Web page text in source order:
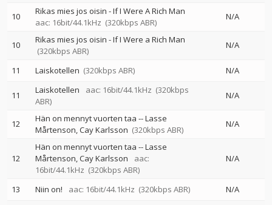
10
Rikas mies jos oisin - If I Were A Rich Man
aac: 16bit/44.1kHz (320kbps ABR)
N/A
10
Rikas mies jos oisin - If I Were a Rich Man
(320kbps ABR)
N/A
11 Laiskotellen (320kbps ABR) N/A
11 Laiskotellen aac: 16bit/44.1kHz (320kbps
ABR)
N/A
12 Hän on mennyt vuorten taa --Lasse
Mårtenson Cay Karlsson (320kbps ABR)
N/A
12
Hän on mennyt vuorten taa --Lasse
Mårtenson Cay Karlsson
aac:
16bit/44.1kHz (320kbps ABR)
N/A
13 Niin on! aac: 16bit/44.1kHz (320kbps ABR)
N/A